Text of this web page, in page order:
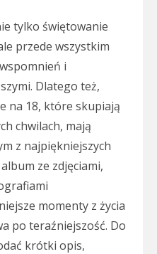
tylko świętowanie
przede wszystkim
i
Dlatego też,
na 18, które skupiają
chwilach, mają
z najpiękniejszych
ze zdjęciami,
momenty z życia
po teraźniejszość. Do
krótki opis,